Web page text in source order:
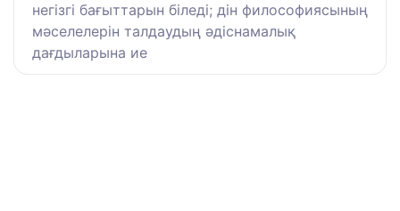
негізгі бағыттарын біледі; дін философиясының
мәселелерін талдаудың әдіснамалық
дағдыларына ие